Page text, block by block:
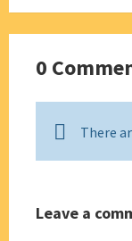
0
There
Leave a